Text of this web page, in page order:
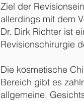
Ziel der
allerdings mit dem
Dr. Dirk Richter ist
Revisionschirurgie
Die kosmetische
Bereich gibt es
allgemeine,